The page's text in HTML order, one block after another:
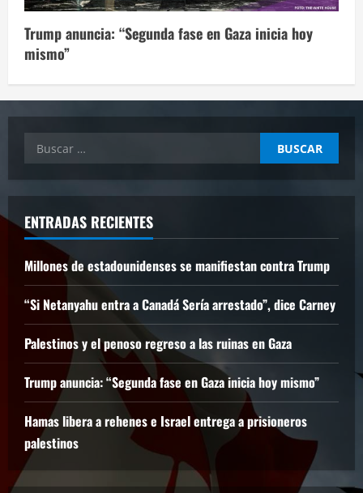
Trump anuncia: “Segunda fase en Gaza inicia hoy
mismo”
Buscar:
ENTRADAS RECIENTES
Millones de estadounidenses se manifiestan contra Trump
“Si Netanyahu entra a Canadá Sería arrestado”, dice Carney
Palestinos y el penoso regreso a las ruinas en Gaza
Trump anuncia: “Segunda fase en Gaza inicia hoy mismo”
Hamas libera a rehenes e Israel entrega a prisioneros
palestinos